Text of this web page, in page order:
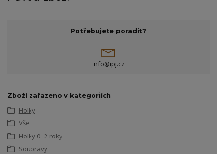
Potřebujete poradit?
info@ipj.cz
Zboží zařazeno v kategoriích
Holky
Vše
Holky 0–2 roky
Soupravy